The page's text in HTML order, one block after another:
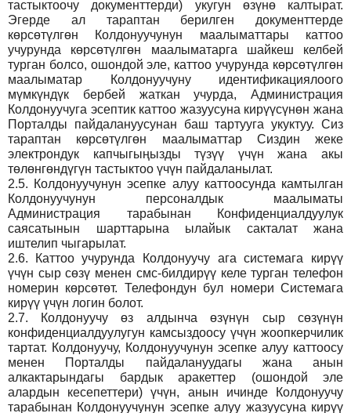
тастыктоочу документтерди) укугун өзүнө калтырат.
Эгерде ал тараптан берилген документтерде
көрсөтүлгөн Колдонуучунун маалыматтары каттоо
учурунда көрсөтүлгөн маалыматарга шайкеш келбей
турган болсо, ошондой эле, каттоо учурунда көрсөтүлгөн
маалыматар Колдонуучуну идентификациялоого
мүмкүндүк бербей жаткан учурда, Администрация
Колдонуучуга эсептик каттоо жазуусуна кирүүсүнөн жана
Порталды пайдалануусунан баш тартууга укуктуу. Сиз
тараптан көрсөтүлгөн маалыматтар Сиздин жеке
электрондук капчыгыңызды түзүү үчүн жана акы
төлөнгөндүгүн тастыктоо үчүн пайдаланылат.
2.5. Колдонуучунун эсепке алуу каттоосунда камтылган
Колдонуучунун персоналдык маалыматы
Администрация тарабынан Конфиденциалдуулук
саясатынын шарттарына ылайык сакталат жана
иштелип чыгарылат.
2.6.
Каттоо учурунда Колдонуучу ага системага кирүү
үчүн сыр сөзү менен смс-билдирүү келе турган телефон
номерин көрсөтөт. Телефондун бул номери Системага
кирүү үчүн логин болот.
2.7.
Колдонуучу өз алдынча өзүнүн сыр сөзүнүн
конфиденциалдуулугун камсыздоосу үчүн жоопкерчилик
тартат. Колдонуучу, Колдонуучунун эсепке алуу каттоосу
менен Порталды пайдалануудагы жана анын
алкактарындагы бардык аракеттер (ошондой эле
алардын кесепеттери) үчүн, анын ичинде Колдонуучу
тарабынан Колдонуучунун эсепке алуу жазуусуна кирүү